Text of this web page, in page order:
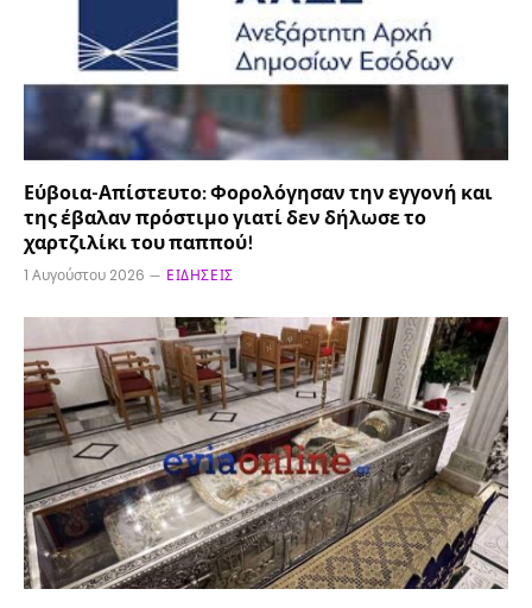
Εύβοια-Απίστευτο: Φορολόγησαν την εγγονή και
της έβαλαν πρόστιμο γιατί δεν δήλωσε το
χαρτζιλίκι του παππού!
1 Αυγούστου 2026 ΕΙΔΉΣΕΙΣ